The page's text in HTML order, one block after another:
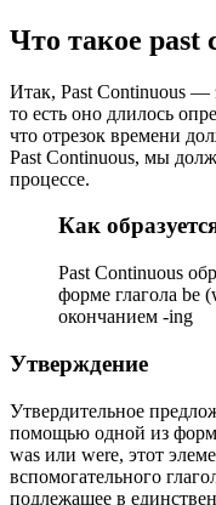
Что такое past
Итак, Past Continuous —
то есть оно длилось
что отрезок времени
Past Continuous, мы
процессе.
Как
Past Continuous
форме глагола be
окончанием -ing
Утверждение
Утвердительное
помощью одной из форм
was или were, этот
вспомогательного
подлежащее в